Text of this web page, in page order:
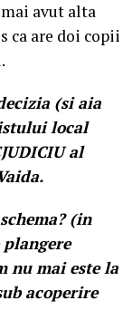
avut alta
ca are doi copii
(si aia
local
al
(in
nu mai este la
acoperire